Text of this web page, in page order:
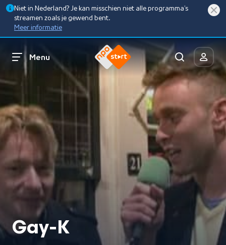
Niet in Nederland? Je kan misschien niet alle programma’s
streamen zoals je gewend bent.
Meer informatie
Menu
Gay-K